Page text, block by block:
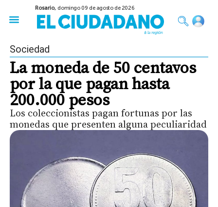
Rosario, domingo 09 de agosto de 2026
Sociedad
La moneda de 50 centavos
por la que pagan hasta
200.000 pesos
Los coleccionistas pagan fortunas por las
monedas que presenten alguna peculiaridad